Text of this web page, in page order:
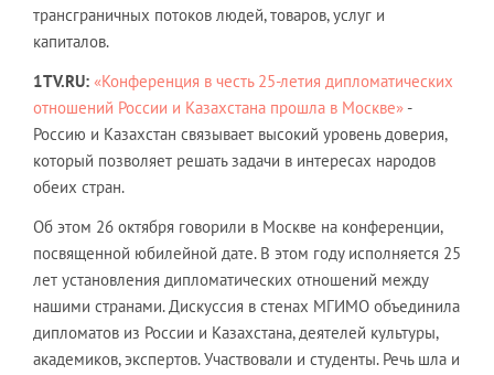
трансграничных потоков людей, товаров, услуг и
капиталов.
1TV.RU: «Конференция в честь 25-летия дипломатических
отношений России и Казахстана прошла в Москве» -
Россию и Казахстан связывает высокий уровень доверия,
который позволяет решать задачи в интересах народов
обеих стран.
Об этом 26 октября говорили в Москве на конференции,
посвященной юбилейной дате. В этом году исполняется 25
лет установления дипломатических отношений между
нашими странами. Дискуссия в стенах МГИМО объединила
дипломатов из России и Казахстана, деятелей культуры,
академиков, экспертов. Участвовали и студенты. Речь шла и